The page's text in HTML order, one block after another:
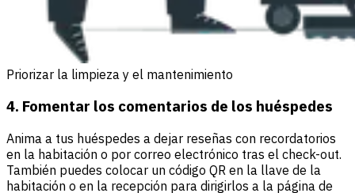
Priorizar la limpieza y el mantenimiento
4. Fomentar los comentarios de los huéspedes
Anima a tus huéspedes a dejar reseñas con recordatorios
en la habitación o por correo electrónico tras el check-out.
También puedes colocar un código QR en la llave de la
habitación o en la recepción para dirigirlos a la página de